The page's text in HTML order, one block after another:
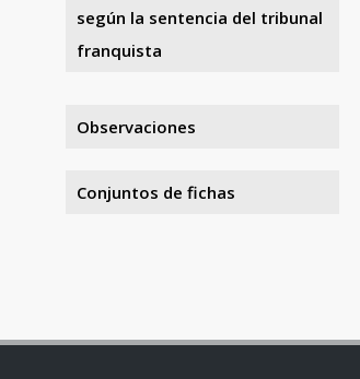
según la sentencia del tribunal
franquista
Observaciones
Conjuntos de fichas